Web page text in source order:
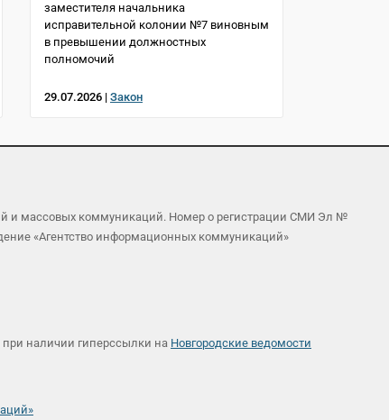
заместителя начальника
исправительной колонии №7 виновным
в превышении должностных
полномочий
29.07.2026 | Закон
и массовых коммуникаций. Номер о регистрации СМИ Эл №
«Агентство информационных коммуникаций»
наличии гиперссылки на Новгородские ведомости